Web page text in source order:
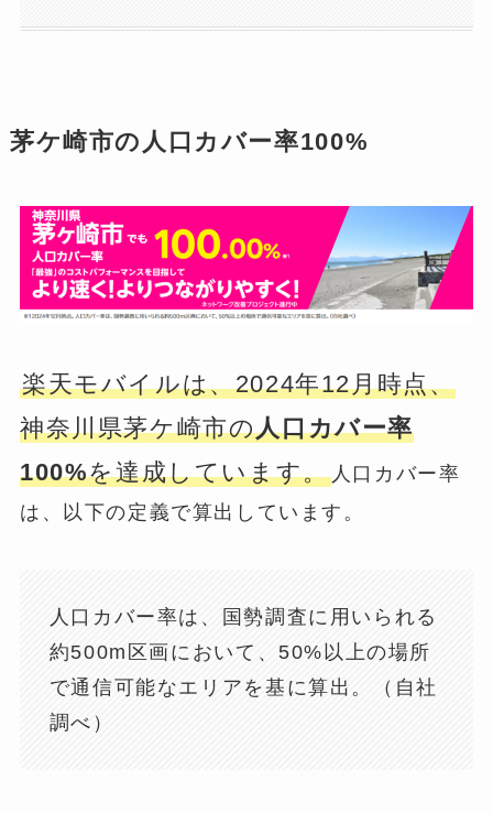
茅ケ崎市の人口カバー率100%
楽天モバイルは、2024年12月時点、
神奈川県茅ケ崎市の人口カバー率
100%を達成しています。人口カバー率
は、以下の定義で算出しています。
人口カバー率は、国勢調査に用いられる
約500m区画において、50%以上の場所
で通信可能なエリアを基に算出。（自社
調べ）